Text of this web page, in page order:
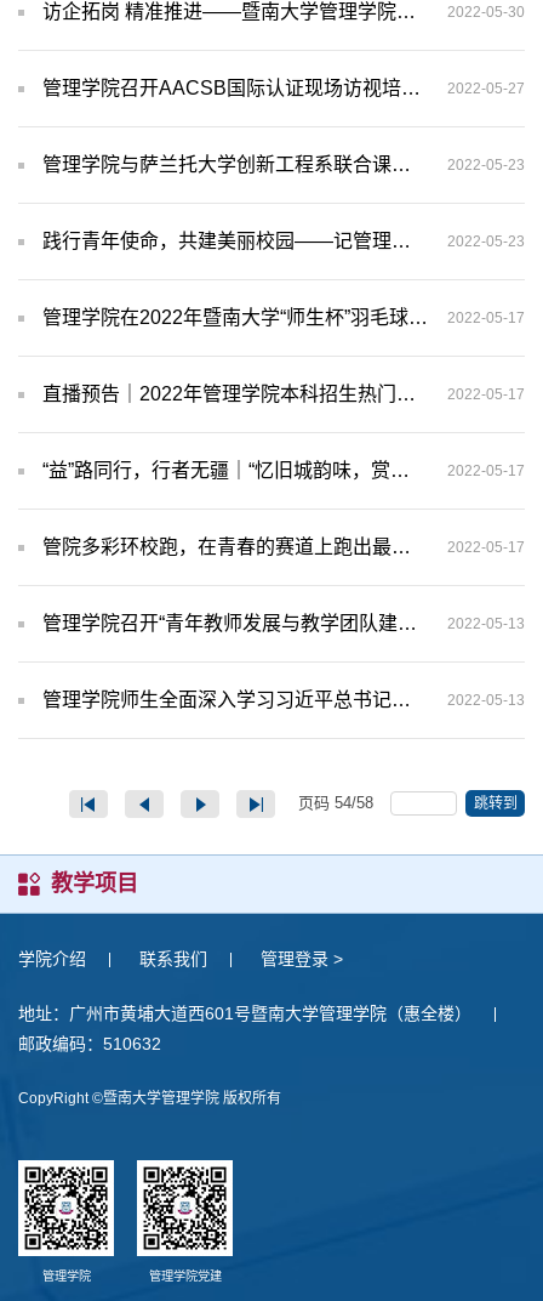
访企拓岗 精准推进——暨南大学管理学院走进广东海大集团 2022-05-30
管理学院召开AACSB国际认证现场访视培训指导会 2022-05-27
管理学院与萨兰托大学创新工程系联合课程公开课顺利开展 2022-05-23
践行青年使命，共建美丽校园——记管理学院本科生劳动教育主题活动 2022-05-23
管理学院在2022年暨南大学“师生杯”羽毛球团体混合赛中勇夺桂冠！ 2022-05-17
直播预告｜2022年管理学院本科招生热门专业解读——会计学、市场营销学解读，直播间不见不散！ 2022-05-17
“益”路同行，行者无疆｜“忆旧城韵味，赏现代艺术”复赛结果公布 2022-05-17
管院多彩环校跑，在青春的赛道上跑出最好成绩！ 2022-05-17
管理学院召开“青年教师发展与教学团队建设”座谈会 2022-05-13
管理学院师生全面深入学习习近平总书记在中国人民大学考察时的重要讲话精神 2022-05-13
页码 54/58 跳转到
教学项目
学院介绍 联系我们 管理登录 >
地址：广州市黄埔大道西601号暨南大学管理学院（惠全楼）
邮政编码：510632
CopyRight ©暨南大学管理学院 版权所有
管理学院 管理学院党建